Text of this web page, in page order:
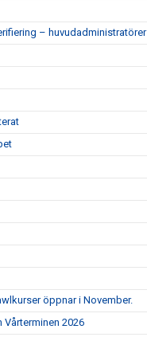
– huvudadministratörer
öppnar i November.
2026